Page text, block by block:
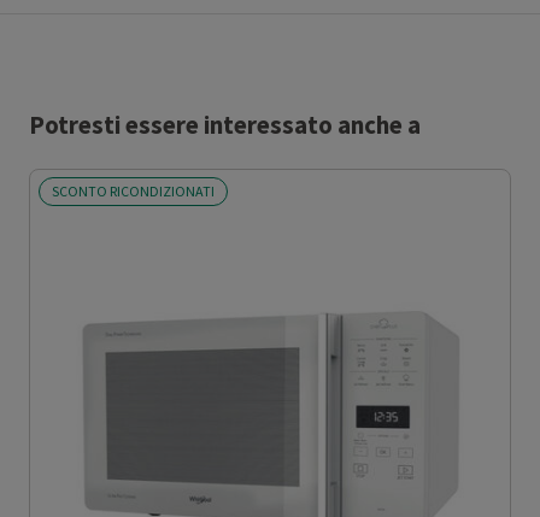
Potresti essere interessato anche a
SCONTO RICONDIZIONATI